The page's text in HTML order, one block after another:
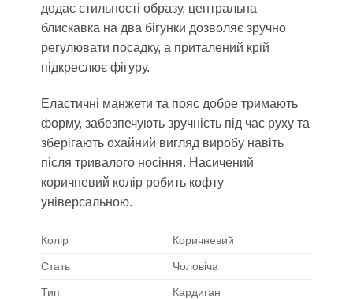
додає стильності образу, центральна
блискавка на два бігунки дозволяє зручно
регулювати посадку, а приталений крій
підкреслює фігуру.
Еластичні манжети та пояс добре тримають
форму, забезпечують зручність під час руху та
зберігають охайний вигляд виробу навіть
після тривалого носіння. Насичений
коричневий колір робить кофту
універсальною.
Колір Коричневий
Стать Чоловіча
Тип Кардиган